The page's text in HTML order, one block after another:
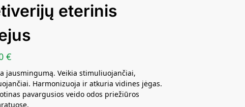
eterinis
€
jausmingumą. Veikia stimuliuojančiai,
Harmonizuoja ir atkuria vidines jėgas.
pavargusios veido odos priežiūros